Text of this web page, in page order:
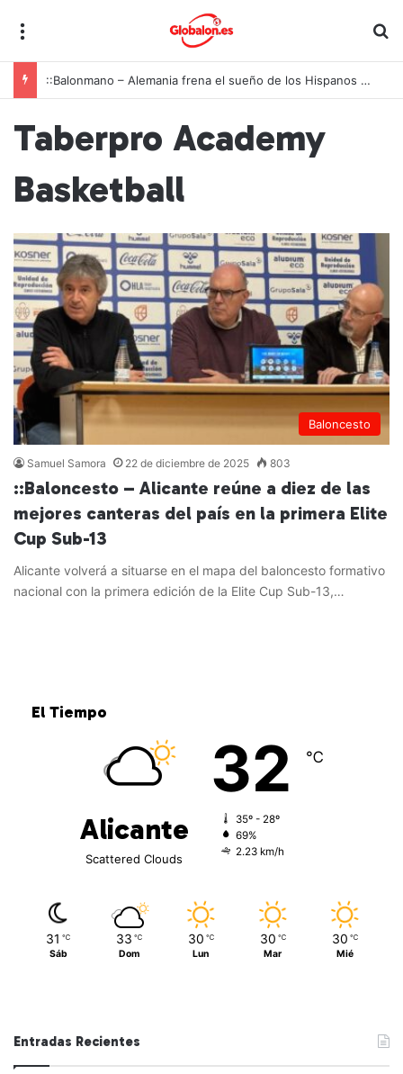
::Balonmano – Alemania frena el sueño de los Hispanos Juveniles, que lucharán ahora por el bronce europeo
Taberpro Academy
Basketball
Baloncesto
Samuel Samora 22 de diciembre de 2025 803
::Baloncesto – Alicante reúne a diez de las
mejores canteras del país en la primera Elite
Cup Sub-13
Alicante volverá a situarse en el mapa del baloncesto formativo
nacional con la primera edición de la Elite Cup Sub-13,…
El Tiempo
Alicante
Scattered Clouds
32 ℃
35º - 28º
69%
2.23 km/h
31 ℃
Sáb
33 ℃
Dom
30 ℃
Lun
30 ℃
Mar
30 ℃
Mié
Entradas Recientes